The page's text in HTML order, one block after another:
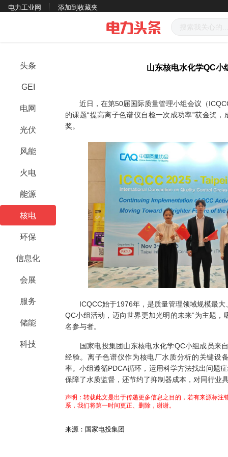
电力工业网 添加到收藏夹
头条
GEI
电网
光伏
风能
火电
能源
核电
环保
信息化
会展
服务
储能
科技
山东核电水化学QC小
近日，在第50届国际质量管理小组会议（
的课题“提高离子色谱仪自检一次成功率”获金奖
奖。
ICQCC始于1976年，是质量管理领域规模最大
QC小组活动，迈向世界更加光明的未来”为主题
名参与者。
国家电投集团山东核电水化学QC小组成员来
经验。离子色谱仪作为核电厂水质分析的关键设
率。小组遵循PDCA循环，运用科学方法找出问题
保障了水质监督，还节约了抑制器成本，对同行业
声明：转载此文是出于传递更多信息之目的，若有来源标
系，我们将第一时间更正、删除，谢谢。
来源：国家电投集团